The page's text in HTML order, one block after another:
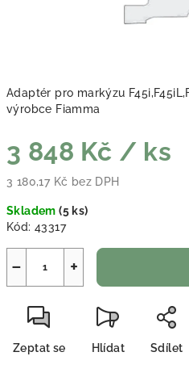
Adaptér pro markýzu
výrobce Fiamma
3 848 Kč / ks
3 180,17 Kč bez DPH
Skladem(5 ks)
Kód: 43317
+
−
Zeptat se Hlídat Sdílet